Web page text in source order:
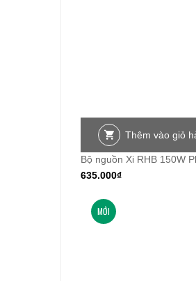
Thêm vào giỏ
Bộ nguồn Xi RHB 150W
635.000₫
MỚI